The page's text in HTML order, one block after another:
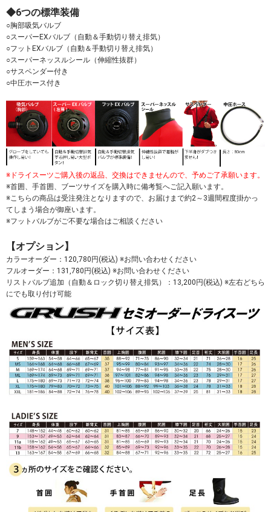
◆6つの標準装備
○胸部吸気バルブ
○スーパーEXバルブ（自動＆手動切り替え排気）
○フットEXバルブ（自動＆手動切り替え排気）
○スーパーネッスルシール（伸縮性抜群）
○サスペンダー付き
○中圧ホース付き
※ドライスーツご購入後の返品、交換はできませんので、予めご了承願います。
※首囲、手首囲、ブーツサイズを購入時に備考覧へご記入願います。
※こちらの商品は受注発注となりますので、お届けまで約2～3週間程度掛かっ
てしまう場合が御座います。
※フットバルブがご不要な場合はご相談ください
【オプション】
カラーオーダー：120,780円(税込) ※お問い合わせください
フルオーダー：131,780円(税込) ※お問い合わせください
リストバルブ追加（自動＆ロック切り替え排気）：13,200円(税込) ※左右どちら
にでも取り付け可能